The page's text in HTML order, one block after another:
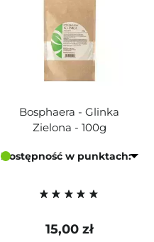
Bosphaera - Glinka
Zielona - 100g
Dostępność w punktach:
15,00 zł